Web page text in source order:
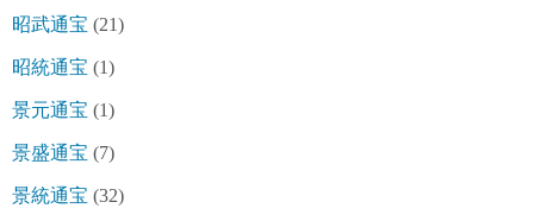
昭武通宝 (21)
昭統通宝 (1)
景元通宝 (1)
景盛通宝 (7)
景統通宝 (32)